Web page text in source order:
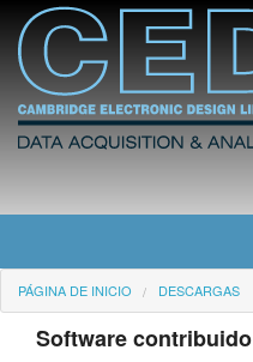
Página de Inicio
Noticias
PÁGINA DE INICIO DESCARGAS
Software contribuido